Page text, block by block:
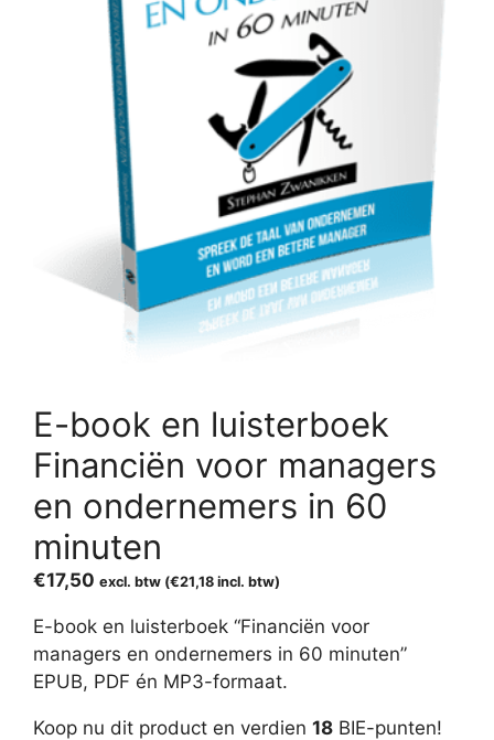
E-book en luisterboek
Financiën voor managers
en ondernemers in 60
minuten
€17,50 excl. btw (€21,18 incl. btw)
E-book en luisterboek “Financiën voor
managers en ondernemers in 60 minuten”
EPUB, PDF én MP3-formaat.
Koop nu dit product en verdien 18 BIE-punten!